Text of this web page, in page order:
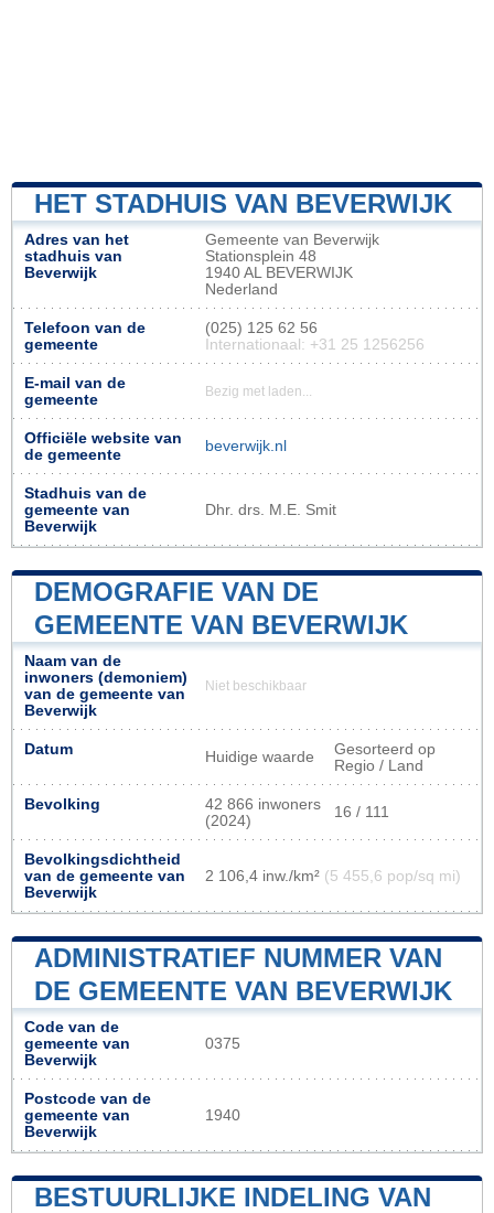
HET STADHUIS VAN BEVERWIJK
Adres van het
stadhuis van
Beverwijk
Gemeente van Beverwijk
Stationsplein 48
1940 AL BEVERWIJK
Nederland
Telefoon van de
gemeente
(025) 125 62 56
Internationaal: +31 25 1256256
E-mail van de
gemeente
Bezig met laden...
Officiële website van
de gemeente
beverwijk.nl
Stadhuis van de
gemeente van
Beverwijk
Dhr. drs. M.E. Smit
DEMOGRAFIE VAN DE
GEMEENTE VAN BEVERWIJK
Naam van de
inwoners (demoniem)
van de gemeente van
Beverwijk
Niet beschikbaar
Datum Huidige waarde
Gesorteerd op
Regio / Land
Bevolking
42 866 inwoners
(2024)
16 / 111
Bevolkingsdichtheid
van de gemeente van
Beverwijk
2 106,4 inw./km² (5 455,6 pop/sq mi)
ADMINISTRATIEF NUMMER VAN
DE GEMEENTE VAN BEVERWIJK
Code van de
gemeente van
Beverwijk
0375
Postcode van de
gemeente van
Beverwijk
1940
BESTUURLIJKE INDELING VAN